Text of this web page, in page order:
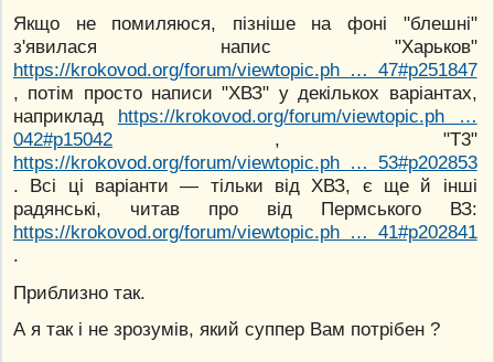
Якщо не помиляюся, пізніше на фоні "блешні"
з'явилася напис "Харьков"
https://krokovod.org/forum/viewtopic.ph … 47#p251847
, потім просто написи "ХВЗ" у декількох варіантах,
наприклад https://krokovod.org/forum/viewtopic.ph …
042#p15042 , "Т3"
https://krokovod.org/forum/viewtopic.ph … 53#p202853
. Всі ці варіанти — тільки від ХВЗ, є ще й інші
радянські, читав про від Пермського ВЗ:
https://krokovod.org/forum/viewtopic.ph … 41#p202841
.
Приблизно так.
А я так і не зрозумів, який суппер Вам потрібен ?